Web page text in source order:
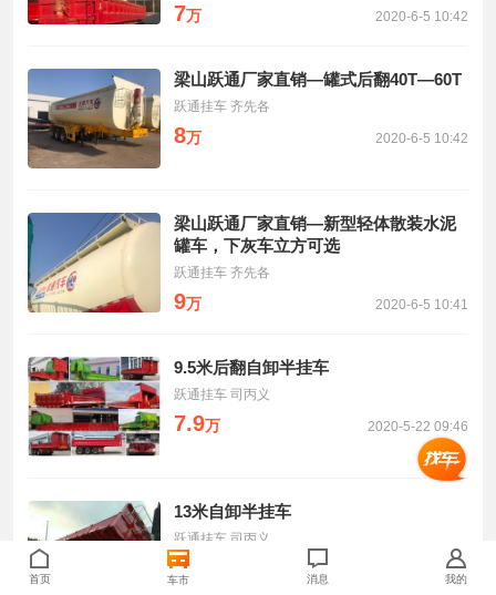
7万 2020-6-5 10:42
梁山跃通厂家直销—罐式后翻40T—60T
跃通挂车 齐先各
8万 2020-6-5 10:42
梁山跃通厂家直销—新型轻体散装水泥
罐车，下灰车立方可选
跃通挂车 齐先各
9万 2020-6-5 10:41
9.5米后翻自卸半挂车
跃通挂车 司丙义
7.9万 2020-5-22 09:46
13米自卸半挂车
跃通挂车 司丙义
6.5 2019-10-4 13:29
首页 车市 消息 我的